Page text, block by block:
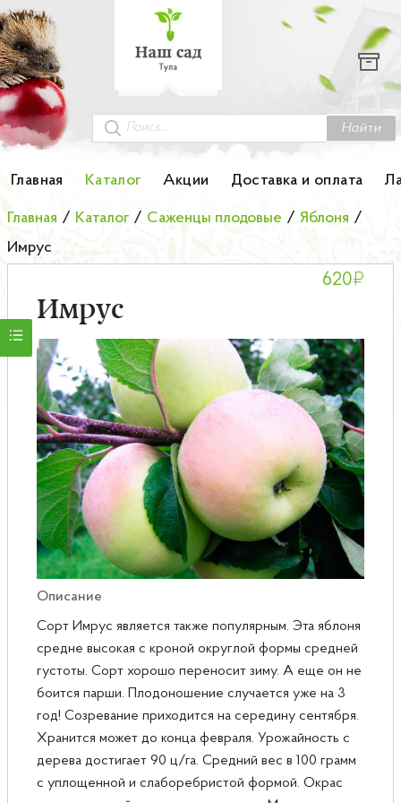
Найти
Главная Каталог Акции Доставка и оплата
Каталог
Гортензии
Грунты
Колоновидные деревья
Лук-севок
Малина
Мини-деревья
НОВИНКА Английские и Японские розы
Саженцы плодовые
Сирень
Главная / Каталог / Саженцы плодовые / Яблоня /
Имрус
Имрус
620₽
Описание
Сорт Имрус является также популярным. Эта яблоня
средне высокая с кроной округлой формы средней
густоты. Сорт хорошо переносит зиму. А еще он не
боится парши. Плодоношение случается уже на 3
год! Созревание приходится на середину сентября.
Хранится может до конца февраля. Урожайность с
дерева достигает 90 ц/га. Средний вес в 100 грамм
с уплощенной и слаборебристой формой. Окрас